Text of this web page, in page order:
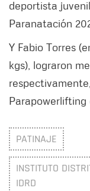
deportista
Paranatación
Y Fabio Torres
kgs), lograron
Parapowerlifting
PATINAJE
INSTITUTO
IDRD